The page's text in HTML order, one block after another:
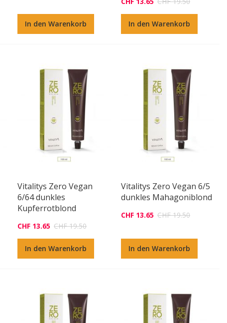
In den Warenkorb In den Warenkorb
Vitalitys Zero Vegan
6/64 dunkles
Kupferrotblond
CHF 13.65 CHF 19.50
In den Warenkorb
Vitalitys Zero Vegan 6/5
dunkles Mahagoniblond
CHF 13.65 CHF 19.50
In den Warenkorb